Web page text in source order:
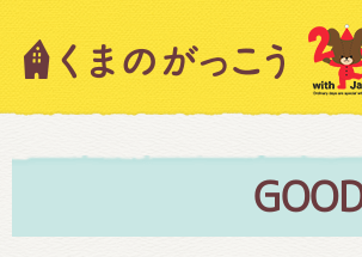
キャラクター紹介